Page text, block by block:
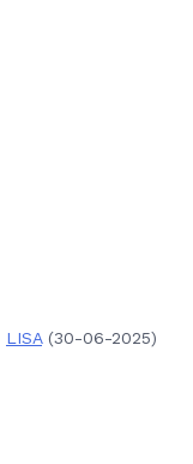
LISA(30-06-2025)